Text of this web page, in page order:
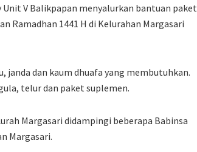
V Balikpapan menyalurkan bantuan paket
Ramadhan 1441 H di Kelurahan Margasari
dan kaum dhuafa yang membutuhkan.
telur dan paket suplemen.
Margasari didampingi beberapa Babinsa
Margasari.